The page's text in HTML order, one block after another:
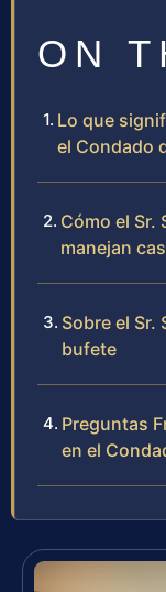
ON
Lo que
el Condado
Cómo el Sr.
manejan
Sobre el Sr.
bufete
Preguntas
en el